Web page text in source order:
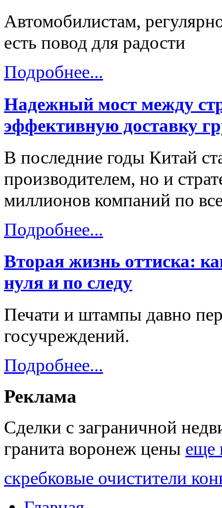
Автомобилистам,
есть повод для радости
Подробнее...
Надежный мост между
эффективную доставку
В последние годы Китай
производителем, но и
миллионов компаний по
Подробнее...
Вторая жизнь оттиска:
нуля и по следу
Печати и штампы давно
госучреждений.
Подробнее...
Реклама
Сделки с заграничной
гранита воронеж цены еще
скребковые очистители